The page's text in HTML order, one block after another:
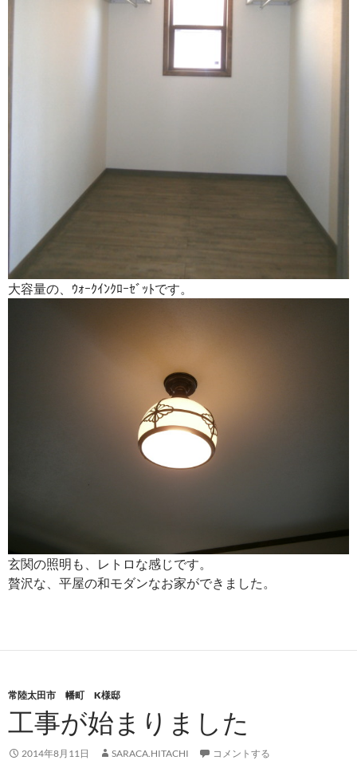
大容量の、ｳｫｰｸｲﾝｸﾛｰｾﾞｯﾄです。
玄関の照明も、レトロな感じです。
贅沢な、平屋の和モダンなお家ができました。
常陸太田市 幡町 K様邸
工事が始まりました
2014年8月11日 SARACA.HITACHI コメントする